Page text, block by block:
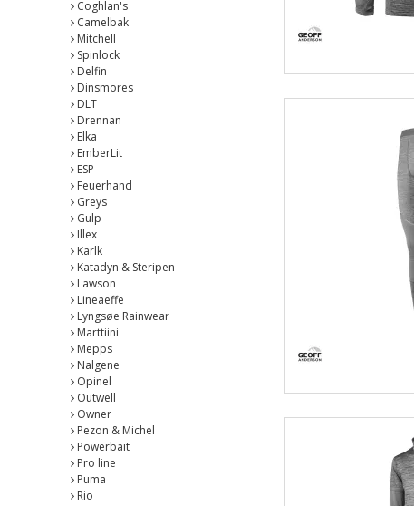
Coghlan's
Camelbak
Mitchell
Spinlock
Delfin
Dinsmores
DLT
Drennan
Elka
EmberLit
ESP
Feuerhand
Greys
Gulp
Illex
Karlk
Katadyn & Steripen
Lawson
Lineaeffe
Lyngsøe Rainwear
Marttiini
Mepps
Nalgene
Opinel
Outwell
Owner
Pezon & Michel
Powerbait
Pro line
Puma
Rio